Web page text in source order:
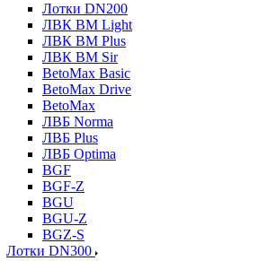
Лотки DN200
ЛВК ВМ Light
ЛВК ВМ Plus
ЛВК ВМ Sir
BetoMax Basic
BetoMax Drive
BetoMax
ЛВБ Norma
ЛВБ Plus
ЛВБ Optima
BGF
BGF-Z
BGU
BGU-Z
BGZ-S
Лотки DN300